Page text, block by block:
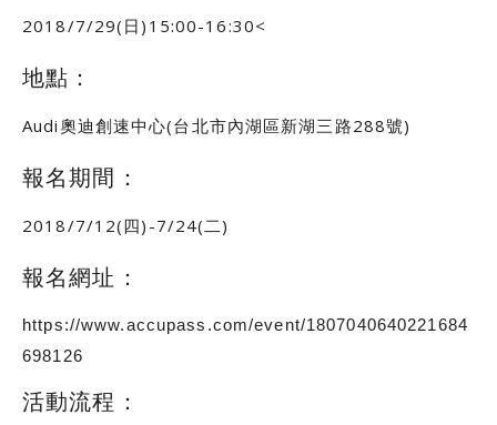
2018/7/29(日)15:00-16:30<
地點：
Audi奧迪創速中心(台北市內湖區新湖三路288號)
報名期間：
2018/7/12(四)-7/24(二)
報名網址：
https://www.accupass.com/event/1807040640221684
698126
活動流程：